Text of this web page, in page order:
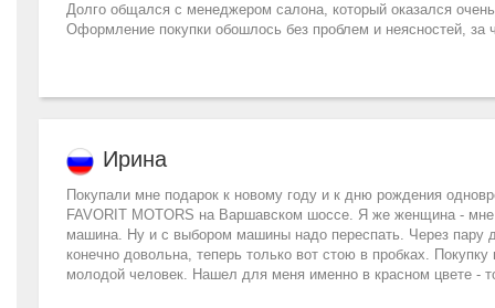
Долго общался с менеджером салона, который оказался
Оформление покупки обошлось без проблем и неясностей, за
Ирина
Покупали мне подарок к новому году и к дню рождения
FAVORIT MOTORS на Варшавском шоссе. Я же женщина -
машина. Ну и с выбором машины надо переспать. Через пару
конечно довольна, теперь только вот стою в пробках.
молодой человек. Нашел для меня именно в красном цвете -